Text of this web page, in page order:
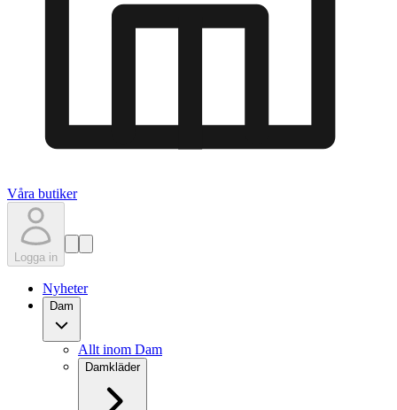
Våra butiker
Logga in
Nyheter
Dam
Allt inom Dam
Damkläder